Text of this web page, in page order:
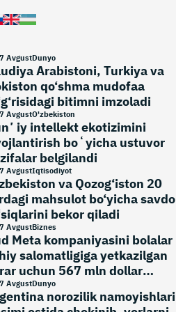
AvgustDunyo
Arabistoni, Turkiya va
qo‘shma mudofaa
bitimni imzoladi
AvgustO'zbekiston
intellekt ekotizimini
boʻyicha ustuvor
belgilandi
AvgustIqtisodiyot
va Qozog‘iston 20
mahsulot bo‘yicha savdo
bekor qiladi
AvgustBiznes
Meta kompaniyasini bolalar
salomatligiga yetkazilgan
uchun 567 mln dollar
majbur qildi
AvgustDunyo
norozilik namoyishlari